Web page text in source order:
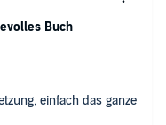
einfach das ganze
Buch